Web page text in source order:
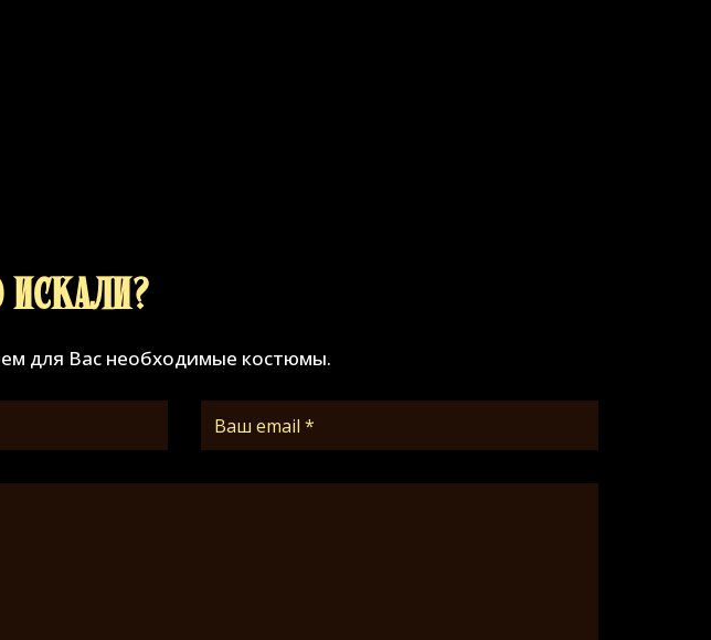
искали?
для Вас необходимые костюмы.